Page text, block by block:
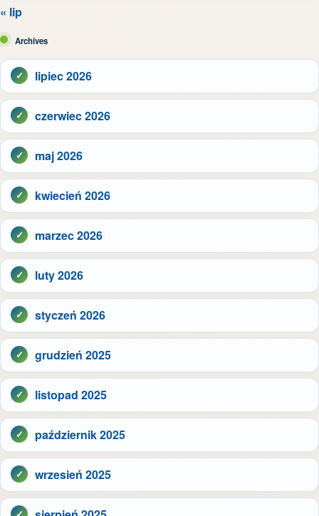
« lip
Archives
lipiec 2026
czerwiec 2026
maj 2026
kwiecień 2026
marzec 2026
luty 2026
styczeń 2026
grudzień 2025
listopad 2025
październik 2025
wrzesień 2025